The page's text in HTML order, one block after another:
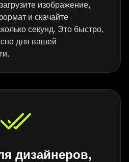
изображение,
и скачайте
секунд. Это быстро,
для вашей
дизайнеров,